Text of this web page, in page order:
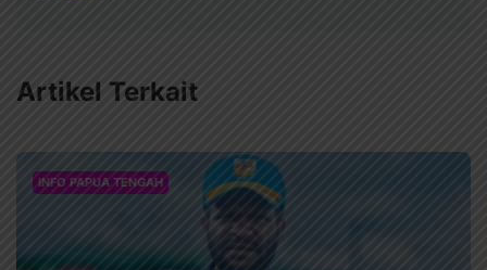
Artikel Terkait
INFO PAPUA TENGAH